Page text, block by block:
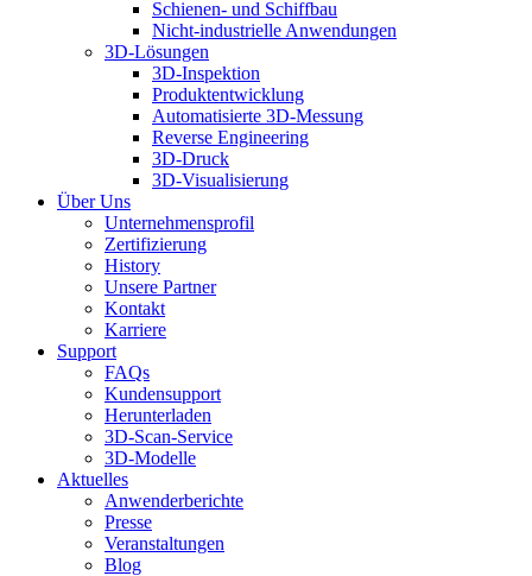
Schienen- und Schiffbau
Nicht-industrielle Anwendungen
3D-Lösungen
3D-Inspektion
Produktentwicklung
Automatisierte 3D-Messung
Reverse Engineering
3D-Druck
3D-Visualisierung
Über Uns
Unternehmensprofil
Zertifizierung
History
Unsere Partner
Kontakt
Karriere
Support
FAQs
Kundensupport
Herunterladen
3D-Scan-Service
3D-Modelle
Aktuelles
Anwenderberichte
Presse
Veranstaltungen
Blog